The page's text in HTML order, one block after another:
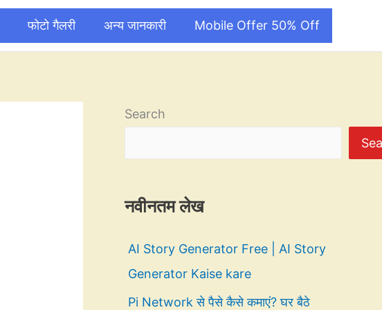
फोटो गैलरी अन्य जानकारी Mobile Offer 50% Off
Search
नवीनतम लेख
AI Story Generator Free | AI Story
Generator Kaise kare
Pi Network से पैसे कैसे कमाएं? घर बैठे